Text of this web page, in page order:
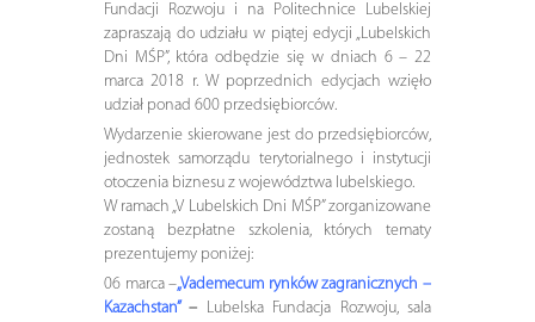
Fundacji Rozwoju i na Politechnice Lubelskiej
zapraszają do udziału w piątej edycji „Lubelskich
Dni MŚP”, która odbędzie się w dniach 6 – 22
marca 2018 r. W poprzednich edycjach wzięło
udział ponad 600 przedsiębiorców.
Wydarzenie skierowane jest do przedsiębiorców,
jednostek samorządu terytorialnego i instytucji
otoczenia biznesu z województwa lubelskiego.
W ramach „V Lubelskich Dni MŚP” zorganizowane
zostaną bezpłatne szkolenia, których tematy
prezentujemy poniżej:
06 marca –„Vademecum rynków zagranicznych –
Kazachstan”– Lubelska Fundacja Rozwoju, sala